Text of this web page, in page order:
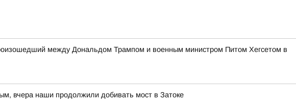
между Дональдом Трампом и военным министром Питом Хегсетом в
вчера наши продолжили добивать мост в Затоке